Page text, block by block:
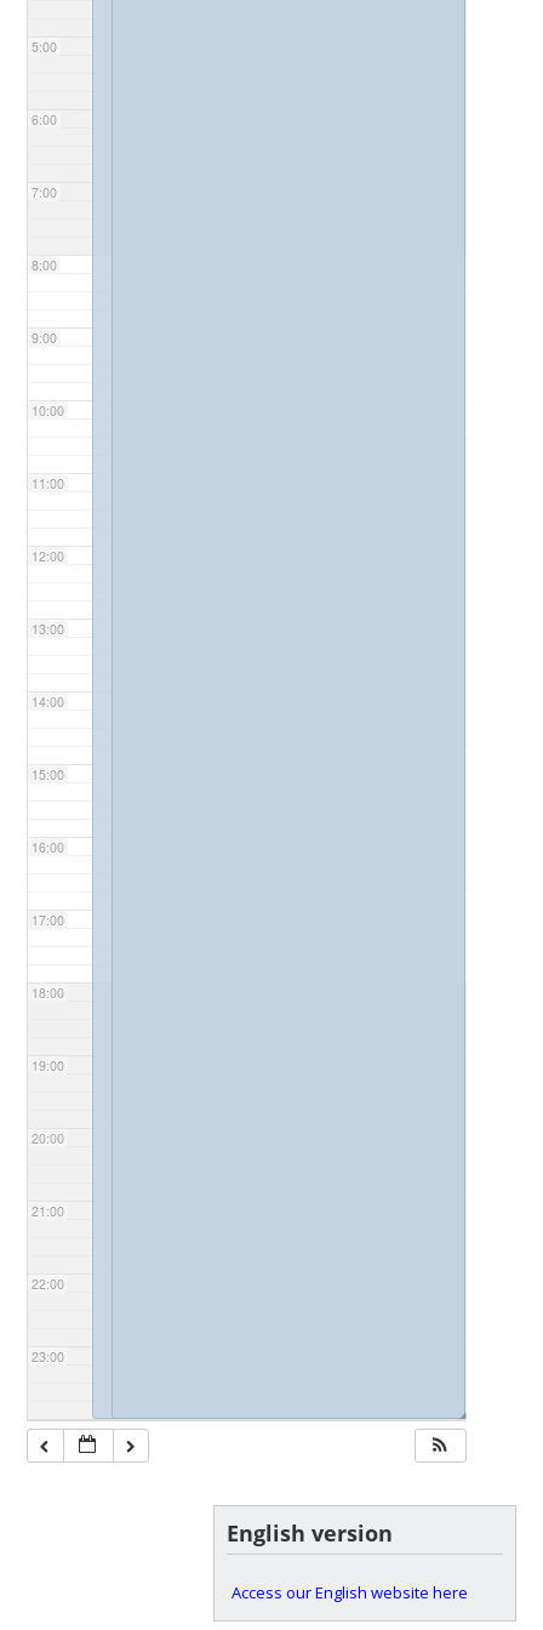
5:00
6:00
7:00
8:00
9:00
10:00
11:00
12:00
13:00
14:00
15:00
16:00
17:00
18:00
19:00
20:00
21:00
22:00
23:00
◢◢
English version
Access our English website here